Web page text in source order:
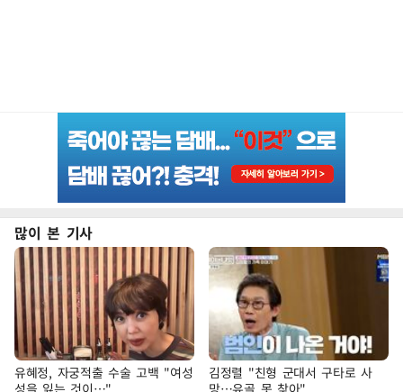
많이 본 기사
유혜정, 자궁적출 수술 고백 "여성
성을 잃는 것이…"
김정렬 "친형 군대서 구타로 사
망…유골 못 찾아"